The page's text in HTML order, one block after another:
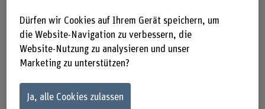
Dürfen wir Cookies auf Ihrem Gerät speichern, um
die Website-Navigation zu verbessern, die
Website-Nutzung zu analysieren und unser
Marketing zu unterstützen?
Ja, alle Cookies zulassen